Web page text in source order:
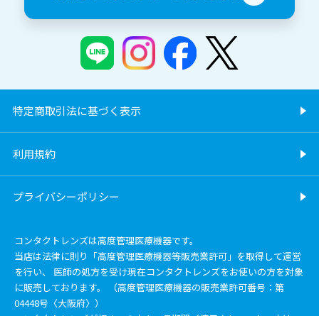
特定商取引法に基づく表示
利用規約
プライバシーポリシー
コンタクトレンズは高度管理医療機器です。
当店は法律に則り「高度管理医療機器等販売業許可」を取得して運営
を行い、 医師の処方を受け現在コンタクトレンズをお使いの方を対象
に販売しております。 （高度管理医療機器の販売業許可番号：第
04448号〈大阪府〉）